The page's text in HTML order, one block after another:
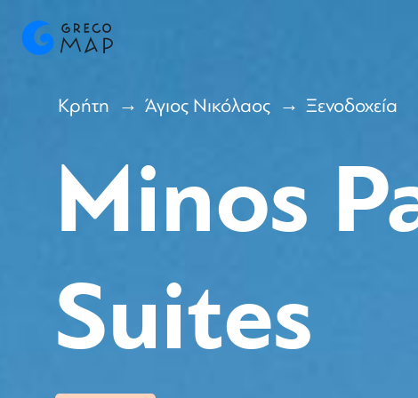
Κρήτη Άγιος Νικόλαος Ξενοδοχεία
Minos
Suites